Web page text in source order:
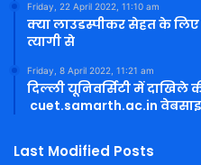
Friday, 22 April 2022, 11:10 am
क्या लाउडस्पीकर सेहत के लिए
त्यागी से
Friday, 8 April 2022, 11:21 am
दिल्ली यूनिवर्सिटी में दाखिले
cuet.samarth.ac.in
Last Modified Posts